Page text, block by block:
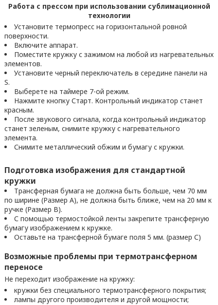
Работа с прессом при использовании сублимационной
технологии
Установите термопресс на горизонтальной ровной
поверхности.
Включите аппарат.
Поместите кружку с зажимом на любой из нагревательных
элементов.
Установите черный переключатель в середине панели на
S.
Выберете на таймере 7-ой режим.
Нажмите кнопку Старт. Контрольный индикатор станет
красным.
После звукового сигнала, когда контрольный индикатор
станет зеленым, снимите кружку с нагревательного
элемента.
Снимите металлический обжим и бумагу с кружки.
Подготовка изображения для стандартной
кружки
Трансферная бумага не должна быть больше, чем 70 мм
по ширине (Размер А), не должна быть ближе, чем на 20 мм к
ручке (Размер В).
С помощью термостойкой ленты закрепите трансферную
бумагу изображением к кружке.
Оставьте на трансферной бумаге поля 5 мм. (размер С)
Возможные проблемы при термотрансферном
переносе
Не переходит изображение на кружку:
кружки без специального термотрансферного покрытия;
лампы другого производителя и другой мощности;